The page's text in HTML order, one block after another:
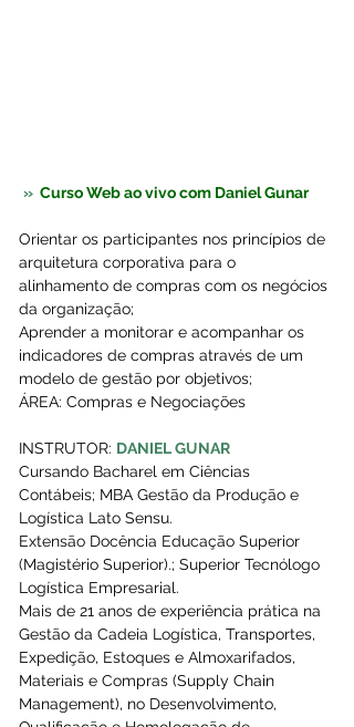
» Curso Web ao vivo com Daniel Gunar
Orientar os participantes nos princípios de
arquitetura corporativa para o
alinhamento de compras com os negócios
da organização;
Aprender a monitorar e acompanhar os
indicadores de compras através de um
modelo de gestão por objetivos;
ÁREA: Compras e Negociações
INSTRUTOR: DANIEL GUNAR
Cursando Bacharel em Ciências
Contábeis; MBA Gestão da Produção e
Logística Lato Sensu.
Extensão Docência Educação Superior
(Magistério Superior).; Superior Tecnólogo
Logística Empresarial.
Mais de 21 anos de experiência prática na
Gestão da Cadeia Logística, Transportes,
Expedição, Estoques e Almoxarifados,
Materiais e Compras (Supply Chain
Management), no Desenvolvimento,